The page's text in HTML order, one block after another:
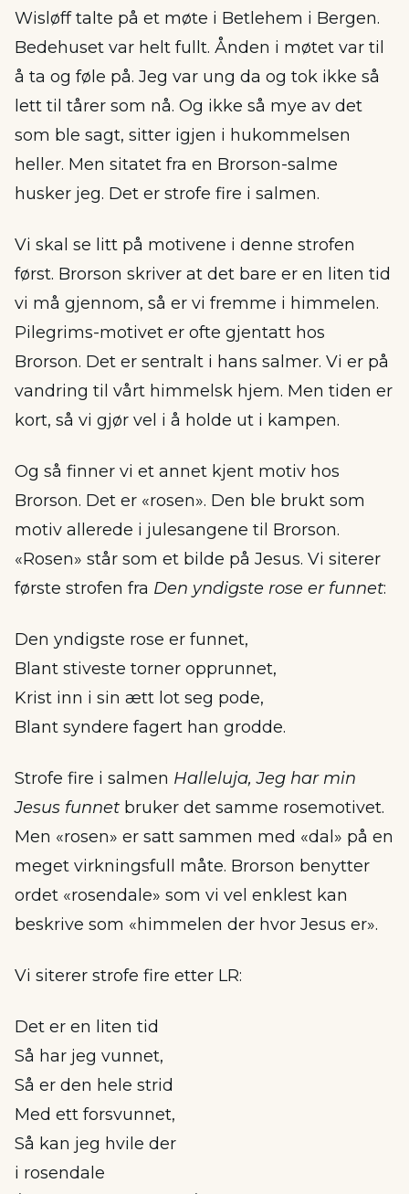
Wisløff talte på et møte i Betlehem i Bergen.
Bedehuset var helt fullt. Ånden i møtet var til
å ta og føle på. Jeg var ung da og tok ikke så
lett til tårer som nå. Og ikke så mye av det
som ble sagt, sitter igjen i hukommelsen
heller. Men sitatet fra en Brorson-salme
husker jeg. Det er strofe fire i salmen.
Vi skal se litt på motivene i denne strofen
først. Brorson skriver at det bare er en liten tid
vi må gjennom, så er vi fremme i himmelen.
Pilegrims-motivet er ofte gjentatt hos
Brorson. Det er sentralt i hans salmer. Vi er på
vandring til vårt himmelsk hjem. Men tiden er
kort, så vi gjør vel i å holde ut i kampen.
Og så finner vi et annet kjent motiv hos
Brorson. Det er «rosen». Den ble brukt som
motiv allerede i julesangene til Brorson.
«Rosen» står som et bilde på Jesus. Vi siterer
første strofen fra Den yndigste rose er funnet:
Den yndigste rose er funnet,
Blant stiveste torner opprunnet,
Krist inn i sin ætt lot seg pode,
Blant syndere fagert han grodde.
Strofe fire i salmen Halleluja, Jeg har min
Jesus funnet bruker det samme rosemotivet.
Men «rosen» er satt sammen med «dal» på en
meget virkningsfull måte. Brorson benytter
ordet «rosendale» som vi vel enklest kan
beskrive som «himmelen der hvor Jesus er».
Vi siterer strofe fire etter LR:
Det er en liten tid
Så har jeg vunnet,
Så er den hele strid
Med ett forsvunnet,
Så kan jeg hvile der
i rosendale